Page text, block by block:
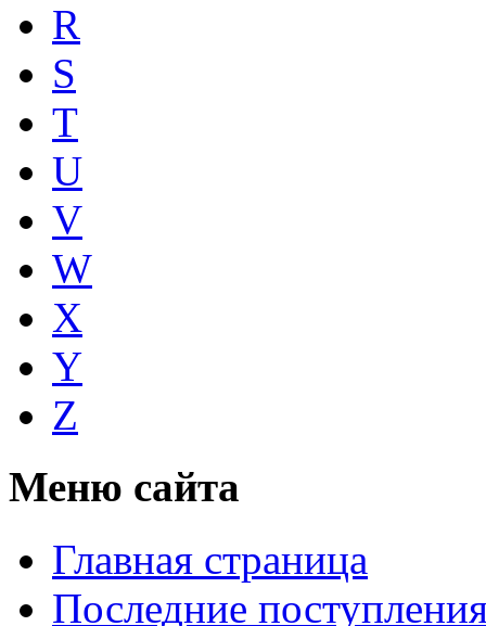
R
S
T
U
V
W
X
Y
Z
Меню сайта
Главная страница
Последние